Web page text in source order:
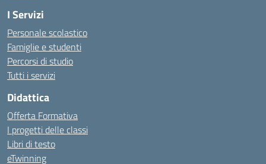
I Servizi
Personale scolastico
Famiglie e studenti
Percorsi di studio
Tutti i servizi
Didattica
Offerta Formativa
I progetti delle classi
Libri di testo
eTwinning